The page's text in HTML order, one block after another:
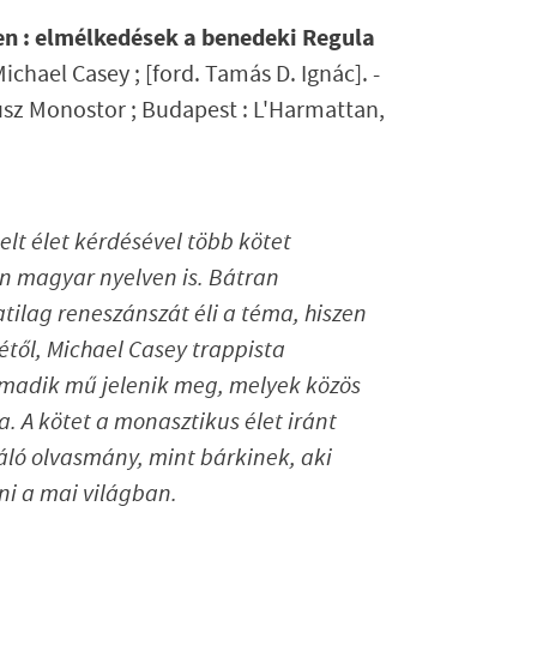
: elmélkedések a benedeki Regula
Casey ; [ford. Tamás D. Ignác]. -
Monostor ; Budapest : L'Harmattan,
élet kérdésével több kötet
magyar nyelven is. Bátran
reneszánszát éli a téma, hiszen
Michael Casey trappista
mű jelenik meg, melyek közös
A kötet a monasztikus élet iránt
olvasmány, mint bárkinek, aki
a mai világban.